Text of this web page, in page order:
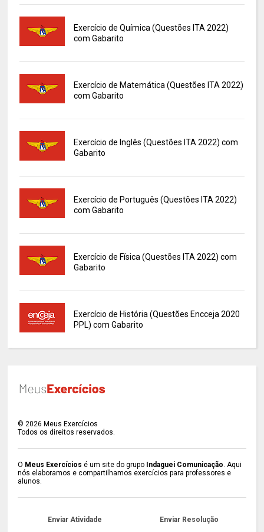
Exercício de Química (Questões ITA 2022)
com Gabarito
Exercício de Matemática (Questões ITA 2022)
com Gabarito
Exercício de Inglês (Questões ITA 2022) com
Gabarito
Exercício de Português (Questões ITA 2022)
com Gabarito
Exercício de Física (Questões ITA 2022) com
Gabarito
Exercício de História (Questões Encceja 2020
PPL) com Gabarito
©2026 Meus Exercícios
Todos os direitos reservados.
O Meus Exercícios é um site do grupo Indaguei Comunicação. Aqui
nós elaboramos e compartilhamos exercícios para professores e
alunos.
Enviar Atividade Enviar Resolução